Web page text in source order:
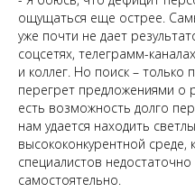
ощущаться еще острее.
уже почти не дает
соцсетях, телеграмм-
и коллег. Но поиск – только
перегрет предложениями о
есть возможность долго
нам удается находить
высококонкурентной среде,
специалистов
самостоятельно.